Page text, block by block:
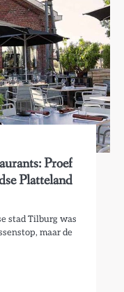
Proef
Platteland
stad Tilburg was
maar de